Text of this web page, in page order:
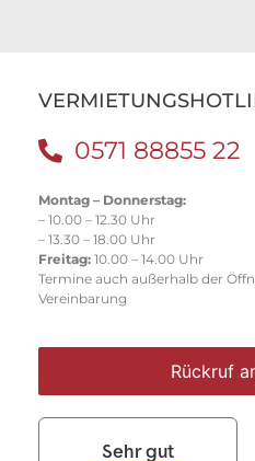
0571 88855 22
Montag – Donnerstag:
– 10.00 – 12.30 Uhr
– 13.30 – 18.00 Uhr
Freitag: 10.00 – 14.00 Uhr
Termine auch außerhalb der
Vereinbarung
Rückruf